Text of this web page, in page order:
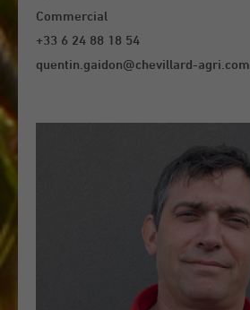
Commercial
+33 6 24 88 18 54
quentin.gaidon@chevillard-agri.com